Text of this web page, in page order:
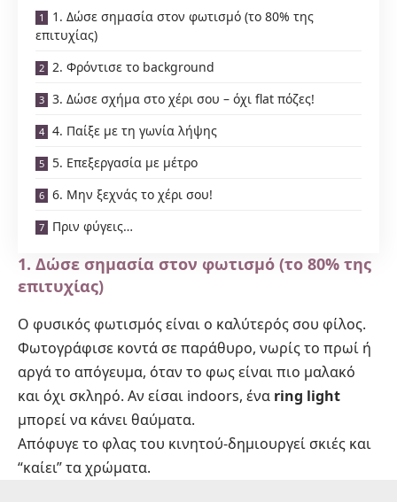
1. Δώσε σημασία στον φωτισμό (το 80% της
επιτυχίας)
2. Φρόντισε το background
3. Δώσε σχήμα στο χέρι σου – όχι flat πόζες!
4. Παίξε με τη γωνία λήψης
5. Επεξεργασία με μέτρο
6. Μην ξεχνάς το χέρι σου!
Πριν φύγεις…
1. Δώσε σημασία στον φωτισμό (το 80% της
επιτυχίας)
Ο φυσικός φωτισμός είναι ο καλύτερός σου φίλος.
Φωτογράφισε κοντά σε παράθυρο, νωρίς το πρωί ή
αργά το απόγευμα, όταν το φως είναι πιο μαλακό
και όχι σκληρό. Αν είσαι indoors, ένα ring light
μπορεί να κάνει θαύματα.
Απόφυγε το φλας του κινητού-δημιουργεί σκιές και
“καίει” τα χρώματα.